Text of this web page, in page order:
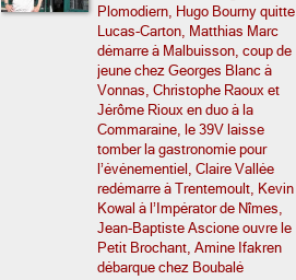
Plomodiern, Hugo Bourny quitte
Lucas-Carton, Matthias Marc
démarre à Malbuisson, coup de
jeune chez Georges Blanc à
Vonnas, Christophe Raoux et
Jérôme Rioux en duo à la
Commaraine, le 39V laisse
tomber la gastronomie pour
l’événementiel, Claire Vallée
redémarre à Trentemoult, Kevin
Kowal à l’Impérator de Nîmes,
Jean-Baptiste Ascione ouvre le
Petit Brochant, Amine Ifakren
débarque chez Boubalé